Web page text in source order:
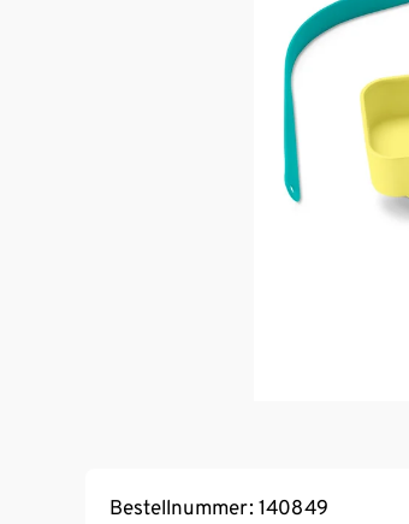
Bestellnummer: 140849